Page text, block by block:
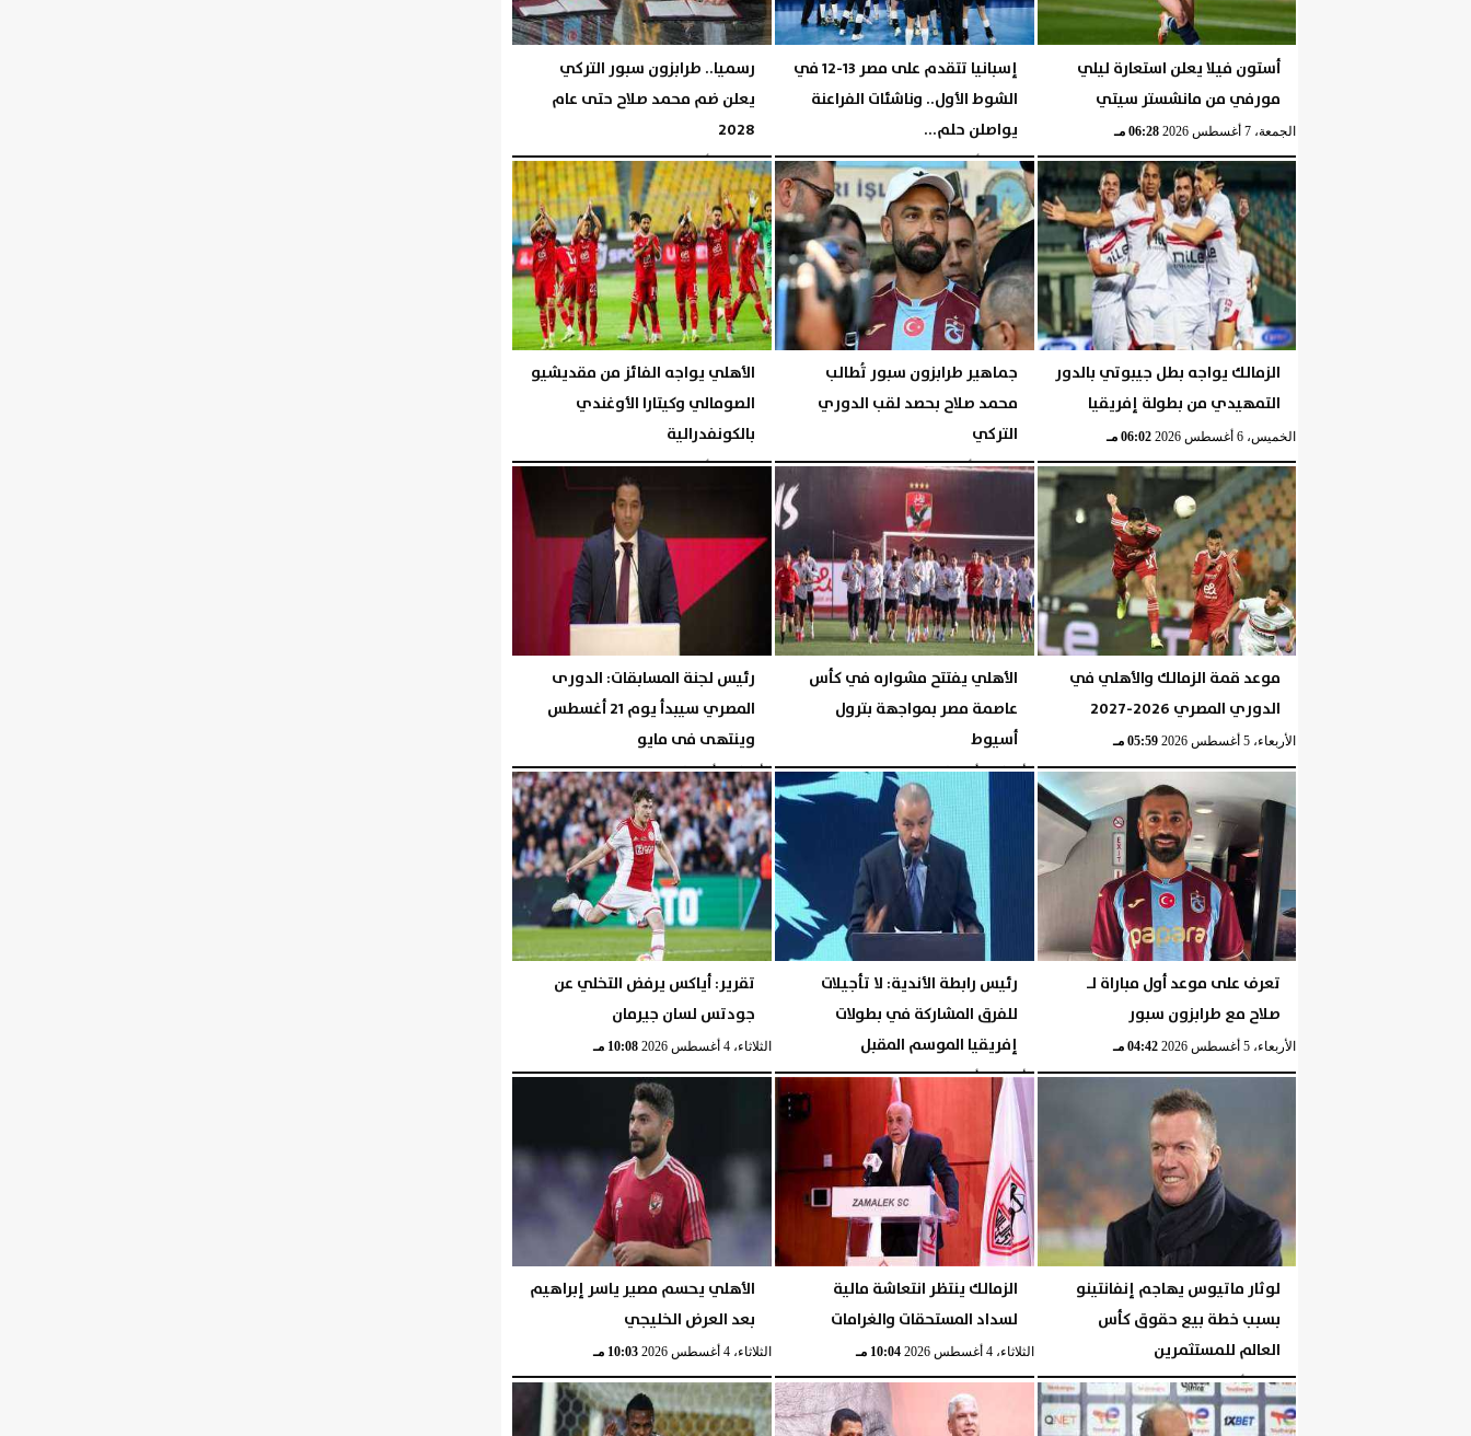
أستون فيلا يعلن استعارة ليلي
مورفي من مانشستر سيتي
الجمعة، 7 أغسطس 2026 06:28 مـ
إسبانيا تتقدم على مصر 13-12 في
الشوط الأول.. وناشئات الفراعنة
يواصلن حلم...
الجمعة، 7 أغسطس 2026 06:26 مـ
رسميا.. طرابزون سبور التركي
يعلن ضم محمد صلاح حتى عام
2028
الخميس، 6 أغسطس 2026 06:04 مـ
الزمالك يواجه بطل جيبوتي بالدور
التمهيدي من بطولة إفريقيا
الخميس، 6 أغسطس 2026 06:02 مـ
جماهير طرابزون سبور تُطالب
محمد صلاح بحصد لقب الدوري
التركي
الخميس، 6 أغسطس 2026 06:00 مـ
الأهلي يواجه الفائز من مقديشيو
الصومالي وكيتارا الأوغندي
بالكونفدرالية
الخميس، 6 أغسطس 2026 05:57 مـ
موعد قمة الزمالك والأهلي في
الدوري المصري 2026-2027
الأربعاء، 5 أغسطس 2026 05:59 مـ
الأهلي يفتتح مشواره في كأس
عاصمة مصر بمواجهة بترول
أسيوط
الأربعاء، 5 أغسطس 2026 05:30 مـ
رئيس لجنة المسابقات: الدورى
المصري سيبدأ يوم 21 أغسطس
وينتهى فى مايو
الأربعاء، 5 أغسطس 2026 05:29 مـ
تعرف على موعد أول مباراة لـ
صلاح مع طرابزون سبور
الأربعاء، 5 أغسطس 2026 04:42 مـ
رئيس رابطة الأندية: لا تأجيلات
للفرق المشاركة في بطولات
إفريقيا الموسم المقبل
الأربعاء، 5 أغسطس 2026 04:40 مـ
تقرير: أياكس يرفض التخلي عن
جودتس لسان جيرمان
الثلاثاء، 4 أغسطس 2026 10:08 مـ
لوثار ماتيوس يهاجم إنفانتينو
بسبب خطة بيع حقوق كأس
العالم للمستثمرين
الثلاثاء، 4 أغسطس 2026 10:06 مـ
الزمالك ينتظر انتعاشة مالية
لسداد المستحقات والغرامات
الثلاثاء، 4 أغسطس 2026 10:04 مـ
الأهلي يحسم مصير ياسر إبراهيم
بعد العرض الخليجي
الثلاثاء، 4 أغسطس 2026 10:03 مـ